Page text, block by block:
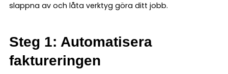
slappna av och låta verktyg göra ditt jobb.
Steg 1: Automatisera
faktureringen